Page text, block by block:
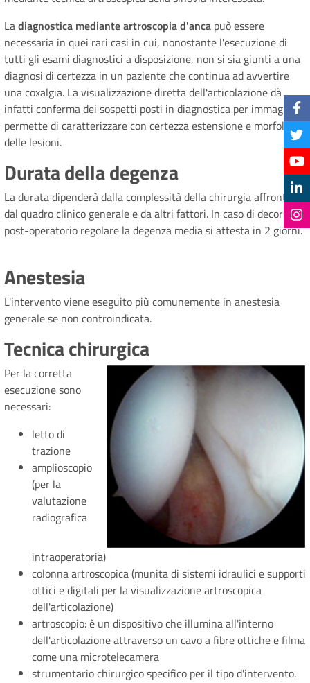
Ladiagnostica mediante artroscopia d'anca può essere
necessaria in quei rari casi in cui, nonostante l'esecuzione di
tutti gli esami diagnostici a disposizione, non si sia giunti a una
diagnosi di certezza in un paziente che continua ad avvertire
una coxalgia. La visualizzazione diretta dell'articolazione dà
infatti conferma dei sospetti posti in diagnostica per immagini e
permette di caratterizzare con certezza estensione e morfologia
delle lesioni.
Durata della degenza
La durata dipenderà dalla complessità della chirurgia affrontata,
dal quadro clinico generale e da altri fattori. In caso di decorso
post-operatorio regolare la degenza media si attesta in 2 giorni.
Anestesia
L'intervento viene eseguito più comunemente in anestesia
generale se non controindicata.
Tecnica chirurgica
Per la corretta
esecuzione sono
necessari:
letto di
trazione
amplioscopio
(per la
valutazione
radiografica
intraoperatoria)
colonna artroscopica (munita di sistemi idraulici e supporti
ottici e digitali per la visualizzazione artroscopica
dell'articolazione)
artroscopio: è un dispositivo che illumina all'interno
dell'articolazione attraverso un cavo a fibre ottiche e filma
come una microtelecamera
strumentario chirurgico specifico per il tipo d'intervento.